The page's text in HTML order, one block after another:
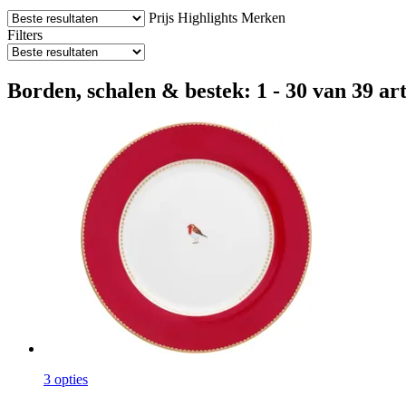
Prijs Highlights Merken
Filters
Borden, schalen & bestek: 1 - 30 van 39
3 opties